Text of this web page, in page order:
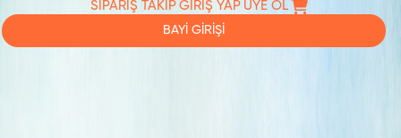
SİPARİŞ TAKİP GİRİŞ YAP ÜYE OL
BAYİ GİRİŞİ